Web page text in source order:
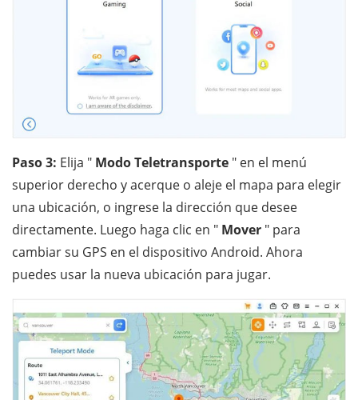
Paso 3: Elija " Modo Teletransporte " en el menú
superior derecho y acerque o aleje el mapa para elegir
una ubicación, o ingrese la dirección que desee
directamente. Luego haga clic en " Mover " para
cambiar su GPS en el dispositivo Android. Ahora
puedes usar la nueva ubicación para jugar.